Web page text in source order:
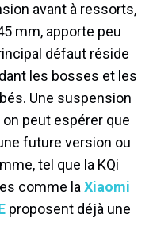
avant à ressorts,
mm, apporte peu
défaut réside
les bosses et les
Une suspension
peut espérer que
future version ou
tel que la KQi
comme laXiaomi
proposent déjà une